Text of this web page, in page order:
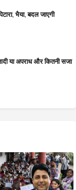
भैया, बदल जाएगी
या अपराध और कितनी सजा